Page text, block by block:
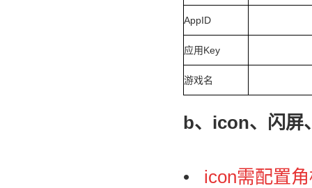
AppID
应用Key
游戏名
b、icon、闪屏
• icon需配置